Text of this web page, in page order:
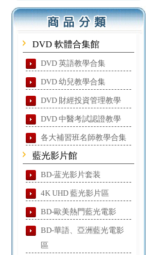
DVD 軟體合集館
DVD 英語教學合集
DVD 幼兒教學合集
DVD 財經投資管理教學
DVD 中醫考試認證教學
各大補習班名師教學合集
藍光影片館
BD-蓝光影片套装
4K UHD 藍光影片區
BD-歐美熱門藍光電影
BD-華語、亞洲藍光電影
區